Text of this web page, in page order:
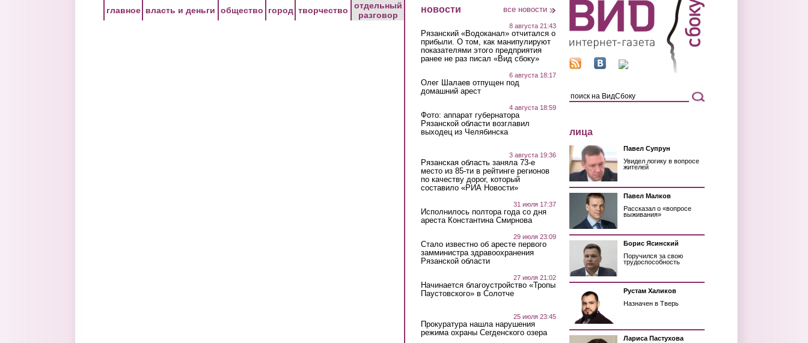
главное власть и деньги общество город творчество
отдельный
разговор
новости все новости
8 августа 21:43
Рязанский «Водоканал» отчитался о
прибыли. О том, как манипулируют
показателями этого предприятия
ранее не раз писал «Вид сбоку»
6 августа 18:17
Олег Шалаев отпущен под
домашний арест
4 августа 18:59
Фото: аппарат губернатора
Рязанской области возглавил
выходец из Челябинска
3 августа 19:36
Рязанская область заняла 73-е
место из 85-ти в рейтинге регионов
по качеству дорог, который
составило «РИА Новости»
31 июля 17:37
Исполнилось полтора года со дня
ареста Константина Смирнова
29 июля 23:09
Стало известно об аресте первого
замминистра здравоохранения
Рязанской области
27 июля 21:02
Начинается благоустройство «Тропы
Паустовского» в Солотче
25 июля 23:45
Прокуратура нашла нарушения
режима охраны Сегденского озера
лица
Павел Супрун
Увидел логику в вопросе
жителей
Павел Малков
Рассказал о «вопросе
выживания»
Борис Ясинский
Поручился за свою
трудоспособность
Рустам Халиков
Назначен в Тверь
Лариса Пастухова